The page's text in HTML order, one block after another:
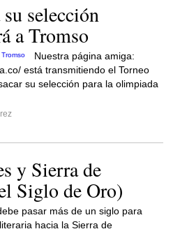
selección
a Tromso
Nuestra página amiga:
está transmitiendo el Torneo
su selección para la olimpiada
y Sierra de
Siglo de Oro)
pasar más de un siglo para
hacia la Sierra de